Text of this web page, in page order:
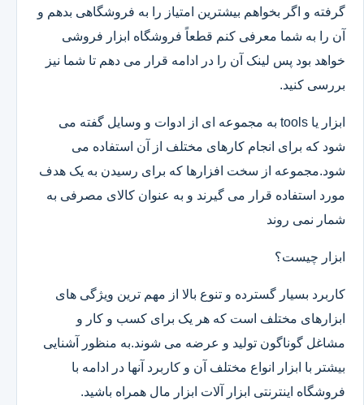
گرفته و اگر بخواهم بیشترین امتیاز را به فروشگاهی بدهم و
آن را به شما معرفی کنم قطعاً فروشگاه ابزار فروشی
خواهد بود پس لینک آن را در ادامه قرار می دهم تا شما نیز
بررسی کنید.
ابزار یا tools به مجموعه ای از ادوات و وسایل گفته می
شود که برای انجام کارهای مختلف از آن استفاده می
شود.مجموعه از سخت افزارها که برای رسیدن به یک هدف
مورد استفاده قرار می گیرند و به عنوان کالای مصرفی به
شمار نمی روند
ابزار چیست؟
کاربرد بسیار گسترده و تنوع بالا از مهم ترین ویژگی های
ابزارهای مختلف است که هر یک برای کسب و کار و
مشاغل گوناگون تولید و عرضه می شوند.به منظور آشنایی
بیشتر با ابزار انواع مختلف آن و کاربرد آنها در ادامه با
فروشگاه اینترنتی ابزار آلات ابزار مال همراه باشید.